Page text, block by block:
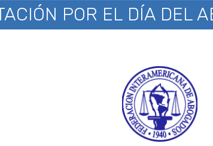
POR EL DÍA DEL